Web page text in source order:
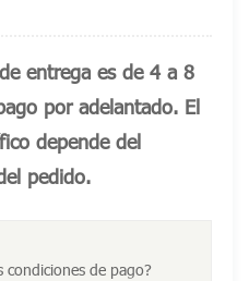
entrega es de 4 a 8
por adelantado. El
depende del
pedido.
condiciones de pago?